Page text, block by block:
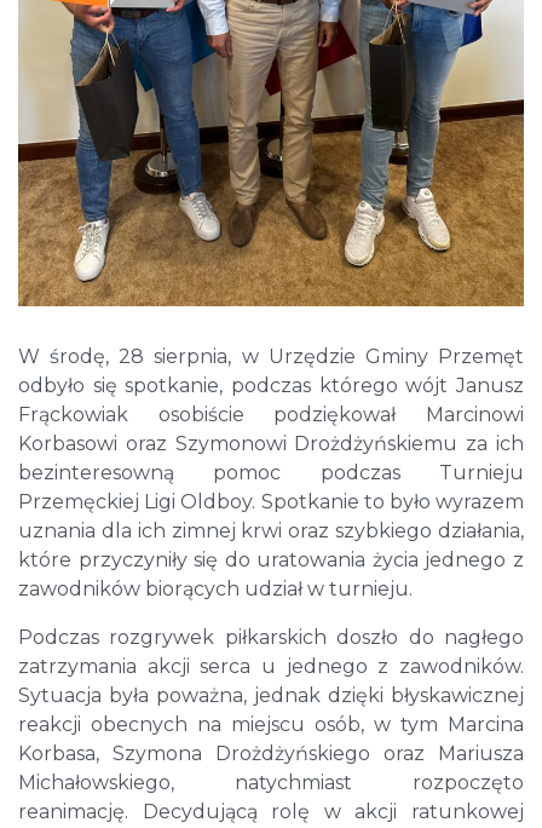
W środę, 28 sierpnia, w Urzędzie Gminy Przemęt
odbyło się spotkanie, podczas którego wójt Janusz
Frąckowiak osobiście podziękował Marcinowi
Korbasowi oraz Szymonowi Drożdżyńskiemu za ich
bezinteresowną pomoc podczas Turnieju
Przemęckiej Ligi Oldboy. Spotkanie to było wyrazem
uznania dla ich zimnej krwi oraz szybkiego działania,
które przyczyniły się do uratowania życia jednego z
zawodników biorących udział w turnieju.
Podczas rozgrywek piłkarskich doszło do nagłego
zatrzymania akcji serca u jednego z zawodników.
Sytuacja była poważna, jednak dzięki błyskawicznej
reakcji obecnych na miejscu osób, w tym Marcina
Korbasa, Szymona Drożdżyńskiego oraz Mariusza
Michałowskiego, natychmiast rozpoczęto
reanimację. Decydującą rolę w akcji ratunkowej